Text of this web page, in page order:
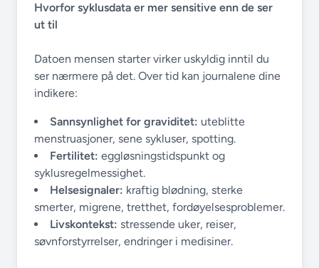
Hvorfor syklusdata er mer sensitive enn de ser
ut til
Datoen mensen starter virker uskyldig inntil du
ser nærmere på det. Over tid kan journalene dine
indikere:
Sannsynlighet for graviditet: uteblitte
menstruasjoner, sene sykluser, spotting.
Fertilitet: eggløsningstidspunkt og
syklusregelmessighet.
Helsesignaler: kraftig blødning, sterke
smerter, migrene, tretthet, fordøyelsesproblemer.
Livskontekst: stressende uker, reiser,
søvnforstyrrelser, endringer i medisiner.